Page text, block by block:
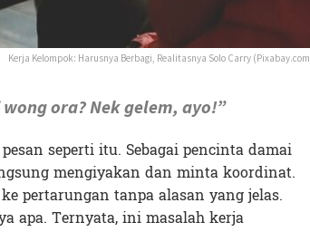
Kerja Kelompok: Harusnya Berbagi, Realitasnya Solo Carry
ora? Nek gelem, ayo!”
seperti itu. Sebagai pencinta damai
mengiyakan dan minta koordinat.
pertarungan tanpa alasan yang jelas.
apa. Ternyata, ini masalah kerja